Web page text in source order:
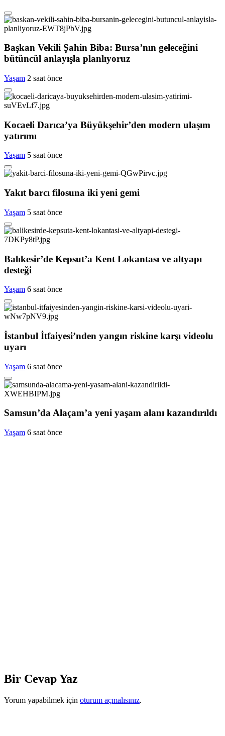
Başkan Vekili Şahin Biba: Bursa’nın geleceğini
bütüncül anlayışla planlıyoruz
Yaşam 2 saat önce
Kocaeli Darıca’ya Büyükşehir’den modern ulaşım
yatırımı
Yaşam 5 saat önce
Yakıt barcı filosuna iki yeni gemi
Yaşam 5 saat önce
Balıkesir’de Kepsut’a Kent Lokantası ve altyapı
desteği
Yaşam 6 saat önce
İstanbul İtfaiyesi’nden yangın riskine karşı videolu
uyarı
Yaşam 6 saat önce
Samsun’da Alaçam’a yeni yaşam alanı kazandırıldı
Yaşam 6 saat önce
Bir Cevap Yaz
Yorum yapabilmek için oturum açmalısınız.